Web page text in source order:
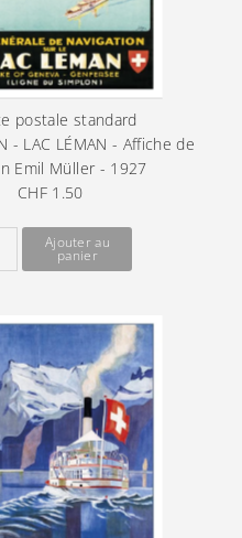
postale standard
- LAC LÉMAN - Affiche de
Emil Müller - 1927
Prix
CHF 1.50